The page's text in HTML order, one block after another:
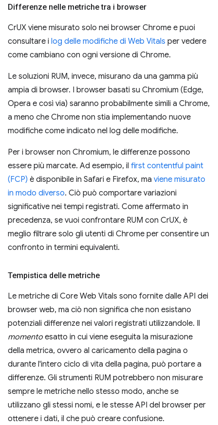
Differenze nelle metriche tra i browser
CrUX viene misurato solo nei browser Chrome e puoi
consultare i log delle modifiche di Web Vitals per vedere
come cambiano con ogni versione di Chrome.
Le soluzioni RUM, invece, misurano da una gamma più
ampia di browser. I browser basati su Chromium (Edge,
Opera e così via) saranno probabilmente simili a Chrome,
a meno che Chrome non stia implementando nuove
modifiche come indicato nel log delle modifiche.
Per i browser non Chromium, le differenze possono
essere più marcate. Ad esempio, il first contentful paint
(FCP) è disponibile in Safari e Firefox, ma viene misurato
in modo diverso. Ciò può comportare variazioni
significative nei tempi registrati. Come affermato in
precedenza, se vuoi confrontare RUM con CrUX, è
meglio filtrare solo gli utenti di Chrome per consentire un
confronto in termini equivalenti.
Tempistica delle metriche
Le metriche di Core Web Vitals sono fornite dalle API dei
browser web, ma ciò non significa che non esistano
potenziali differenze nei valori registrati utilizzandole. Il
momento esatto in cui viene eseguita la misurazione
della metrica, ovvero al caricamento della pagina o
durante l'intero ciclo di vita della pagina, può portare a
differenze. Gli strumenti RUM potrebbero non misurare
sempre le metriche nello stesso modo, anche se
utilizzano gli stessi nomi, e le stesse API del browser per
ottenere i dati, il che può creare confusione.